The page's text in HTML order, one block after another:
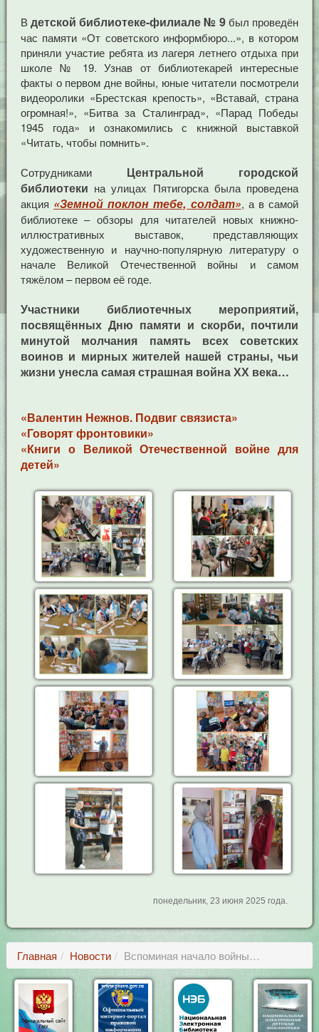
Вдетской библиотеке-филиале № 9был проведён
час памяти «От советского информбюро...», в котором
приняли участие ребята из лагеря летнего отдыха при
школе № 19. Узнав от библиотекарей интересные
факты о первом дне войны, юные читатели посмотрели
видеоролики «Брестская крепость», «Вставай, страна
огромная!», «Битва за Сталинград», «Парад Победы
1945 года» и ознакомились с книжной выставкой
«Читать, чтобы помнить».
Сотрудниками Центральной городской
библиотеки на улицах Пятигорска была проведена
акция «Земной поклон тебе, солдат», а в самой
библиотеке – обзоры для читателей новых книжно-
иллюстративных выставок, представляющих
художественную и научно-популярную литературу о
начале Великой Отечественной войны и самом
тяжёлом – первом её годе.
Участники библиотечных мероприятий,
посвящённых Дню памяти и скорби, почтили
минутой молчания память всех советских
воинов и мирных жителей нашей страны, чьи
жизни унесла самая страшная война ХХ века…
«Валентин Нежнов. Подвиг связиста»
«Говорят фронтовики»
«Книги о Великой Отечественной войне для
детей»
понедельник, 23 июня 2025 года.
Главная Новости Вспоминая начало войны…